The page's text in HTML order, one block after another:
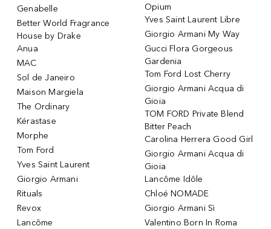
Genabelle
Better World Fragrance
House by Drake
Anua
MAC
Sol de Janeiro
Maison Margiela
The Ordinary
Kérastase
Morphe
Tom Ford
Yves Saint Laurent
Giorgio Armani
Rituals
Revox
Lancôme
Opium
Yves Saint Laurent Libre
Giorgio Armani My Way
Gucci Flora Gorgeous
Gardenia
Tom Ford Lost Cherry
Giorgio Armani Acqua di
Gioia
TOM FORD Private Blend
Bitter Peach
Carolina Herrera Good Girl
Giorgio Armani Acqua di
Gioia
Lancôme Idôle
Chloé NOMADE
Giorgio Armani Sì
Valentino Born In Roma